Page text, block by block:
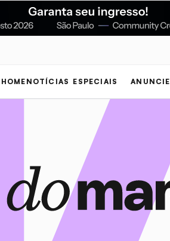
HOME NOTÍCIAS ESPECIAIS ANUNCIE